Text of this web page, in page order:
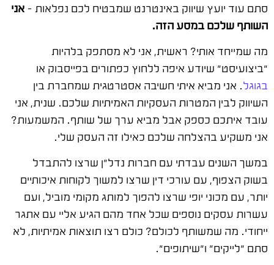
סתם עוד יועץ שיווק באינטרנט שמבטיח לכם נפלאות –אני
השותף שלכם במסע הזה.
מה שמייחד אותי? ראשית, אני לא מסתפק בלהיות
"ביצועיסט" שיודע איפה ללחוץ כפתורים בפייסבוק או
בגוגל. אני מביא איתי חשיבה אסטרטגית שמחברת בין
השיווק לבין המטרות העסקיות האמיתיות שלכם. שנית, אני
עובד איתכם כספק אבל מביא ערך של שותף. המשמעות?
אני משקיע בהצלחה שלכם כאילו זה העסק שלי.
במשך השנים עבדתי עם חברות נדל"ן שרצו להתבדל
בשוק הצפוף, עם עורכי דין שרצו למשוך לקוחות איכותיים
יותר, עם מכוני יופי שרצו להפוך למותג מקומי מוביל, ועם
עשרות עסקים נוספים שכל אחד מהם הגיע אליי עם אתגר
ייחודי. מה שמשותף לכולם? כולם רצו תוצאות אמיתיות, לא
סתם "לייקים" ו"שיתופים".